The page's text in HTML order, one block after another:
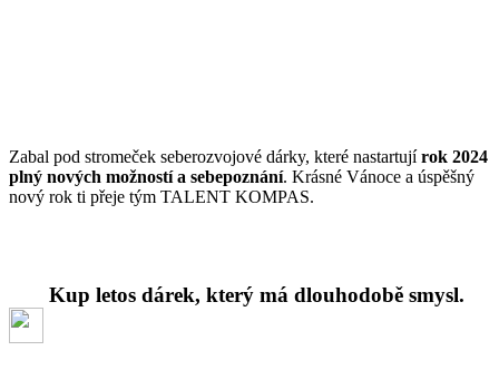
Zabal pod stromeček seberozvojové dárky, které nastartujírok 2024
plný nových možností a sebepoznání. Krásné Vánoce a úspěšný
nový rok ti přeje tým TALENT KOMPAS.
Kup letos dárek, který má dlouhodobě smysl.